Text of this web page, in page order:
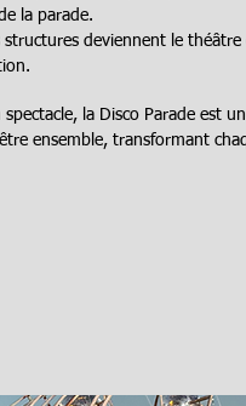
la parade.
structures deviennent le
spectacle, la Disco Parade est
ensemble, transformant